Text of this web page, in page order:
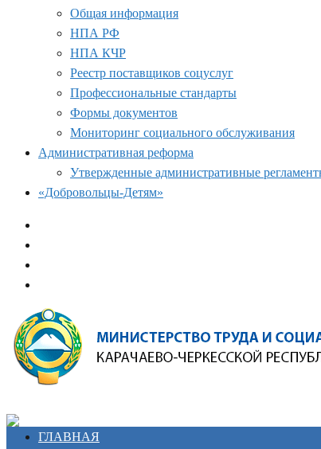
Общая информация
НПА РФ
НПА КЧР
Реестр поставщиков соцуслуг
Профессиональные стандарты
Формы документов
Мониторинг социального обслуживания
Административная реформа
Утвержденные административные
«Добровольцы-Детям»
ГЛАВНАЯ